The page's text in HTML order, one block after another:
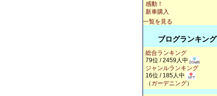
感動！
新車購入
一覧を見る
ブログランキング
総合ランキング
79位 / 2459人中
ジャンルランキング
16位 / 185人中
（ ガーデニング）